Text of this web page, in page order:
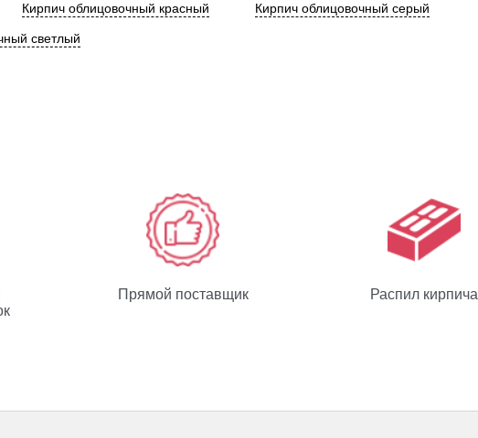
Кирпич облицовочный красный Кирпич облицовочный серый
светлый
Прямой поставщик Распил кирпича